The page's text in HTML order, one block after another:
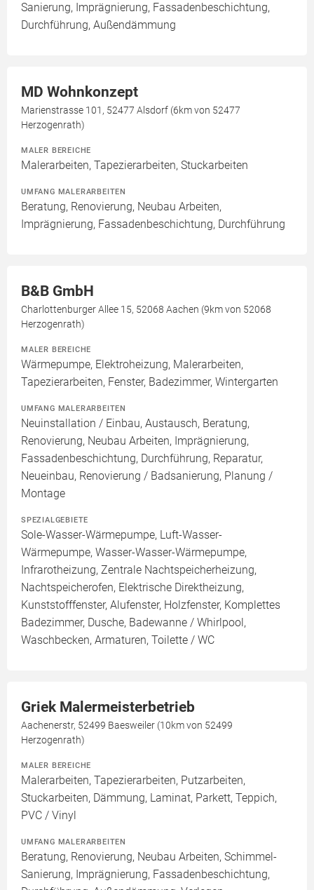
Sanierung, Imprägnierung, Fassadenbeschichtung,
Durchführung, Außendämmung
MD Wohnkonzept
Marienstrasse 101, 52477 Alsdorf (6km von 52477
Herzogenrath)
MALER BEREICHE
Malerarbeiten, Tapezierarbeiten, Stuckarbeiten
UMFANG MALERARBEITEN
Beratung, Renovierung, Neubau Arbeiten,
Imprägnierung, Fassadenbeschichtung, Durchführung
B&B GmbH
Charlottenburger Allee 15, 52068 Aachen (9km von 52068
Herzogenrath)
MALER BEREICHE
Wärmepumpe, Elektroheizung, Malerarbeiten,
Tapezierarbeiten, Fenster, Badezimmer, Wintergarten
UMFANG MALERARBEITEN
Neuinstallation / Einbau, Austausch, Beratung,
Renovierung, Neubau Arbeiten, Imprägnierung,
Fassadenbeschichtung, Durchführung, Reparatur,
Neueinbau, Renovierung / Badsanierung, Planung /
Montage
SPEZIALGEBIETE
Sole-Wasser-Wärmepumpe, Luft-Wasser-
Wärmepumpe, Wasser-Wasser-Wärmepumpe,
Infrarotheizung, Zentrale Nachtspeicherheizung,
Nachtspeicherofen, Elektrische Direktheizung,
Kunststofffenster, Alufenster, Holzfenster, Komplettes
Badezimmer, Dusche, Badewanne / Whirlpool,
Waschbecken, Armaturen, Toilette / WC
Griek Malermeisterbetrieb
Aachenerstr, 52499 Baesweiler (10km von 52499
Herzogenrath)
MALER BEREICHE
Malerarbeiten, Tapezierarbeiten, Putzarbeiten,
Stuckarbeiten, Dämmung, Laminat, Parkett, Teppich,
PVC / Vinyl
UMFANG MALERARBEITEN
Beratung, Renovierung, Neubau Arbeiten, Schimmel-
Sanierung, Imprägnierung, Fassadenbeschichtung,